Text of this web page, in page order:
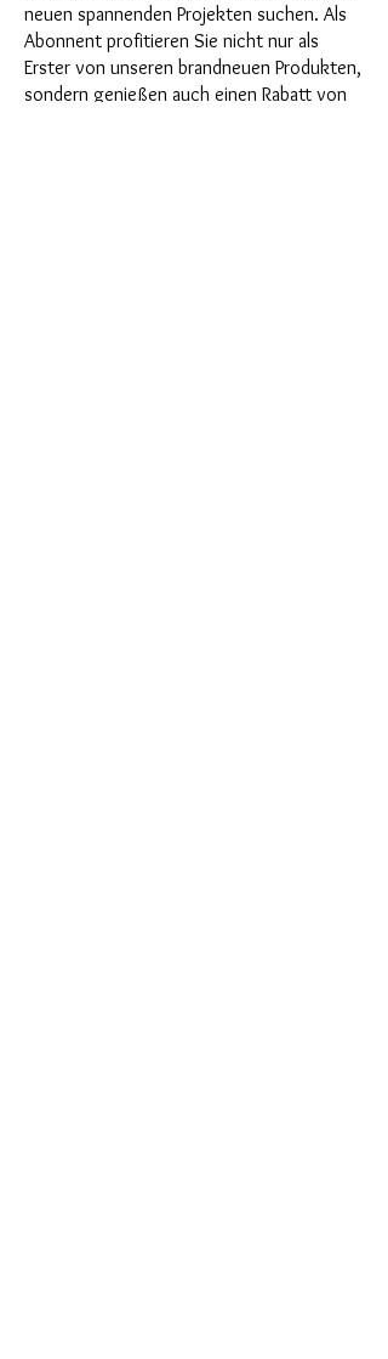
neuen spannenden Projekten suchen. Als
Abonnent profitieren Sie nicht nur als
Erster von unseren brandneuen Produkten,
sondern genießen auch einen Rabatt von